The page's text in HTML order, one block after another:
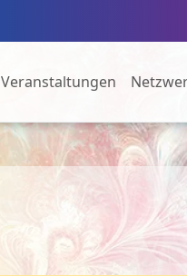
Veranstaltungen